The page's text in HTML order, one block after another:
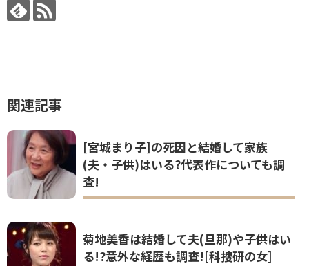
関連記事
[宮城まり子]の死因と結婚して家族
(夫・子供)はいる?代表作についても調
査!
菊地美香は結婚して夫(旦那)や子供はい
る!?意外な経歴も調査![科捜研の女]